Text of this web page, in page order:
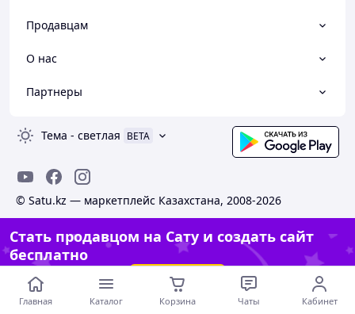
Продавцам
О нас
Партнеры
Тема - светлая BETA
© Satu.kz — маркетплейс Казахстана, 2008-2026
Стать продавцом на Сату и создать сайт
бесплатно
Создать сайт
Главная Каталог Корзина Чаты Кабинет